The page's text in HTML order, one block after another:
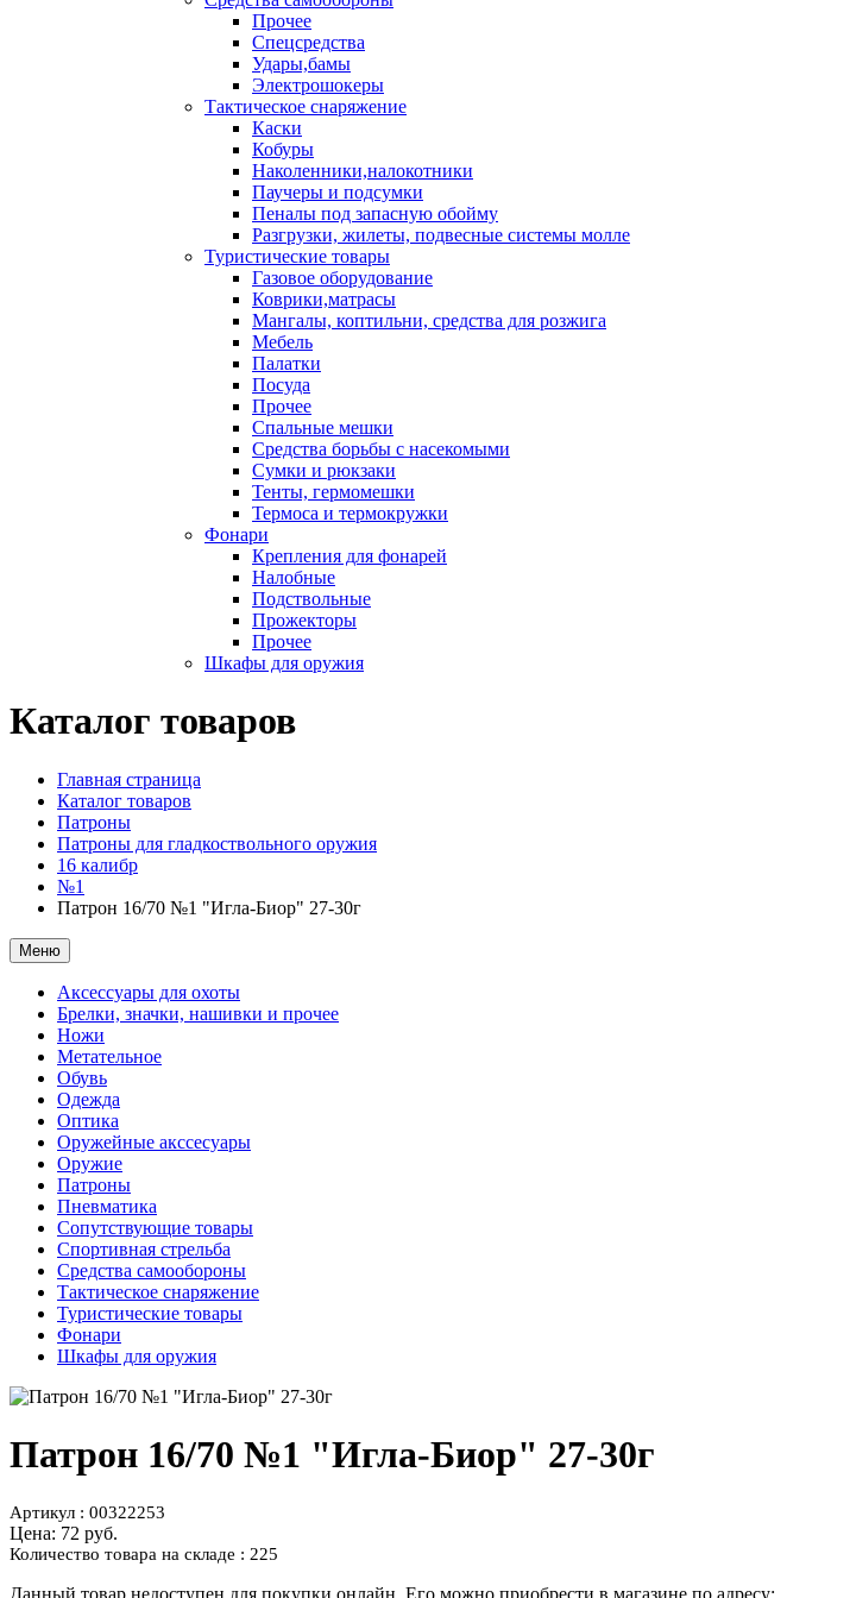
Прочее
Спецсредства
Удары,бамы
Электрошокеры
Тактическое снаряжение
Каски
Кобуры
Наколенники,налокотники
Паучеры и подсумки
Пеналы под запасную обойму
Разгрузки, жилеты, подвесные системы молле
Туристические товары
Газовое оборудование
Коврики,матрасы
Мангалы, коптильни, средства для розжига
Мебель
Палатки
Посуда
Прочее
Спальные мешки
Средства борьбы с насекомыми
Сумки и рюкзаки
Тенты, гермомешки
Термоса и термокружки
Фонари
Крепления для фонарей
Налобные
Подствольные
Прожекторы
Прочее
Шкафы для оружия
Каталог товаров
Главная страница
Каталог товаров
Патроны
Патроны для гладкоствольного оружия
16 калибр
№1
Патрон 16/70 №1 "Игла-Биор" 27-30г
Меню
Аксессуары для охоты
Брелки, значки, нашивки и прочее
Ножи
Метательное
Обувь
Одежда
Оптика
Оружейные акссесуары
Оружие
Патроны
Пневматика
Сопутствующие товары
Спортивная стрельба
Средства самообороны
Тактическое снаряжение
Туристические товары
Фонари
Шкафы для оружия
Патрон 16/70 №1 "Игла-Биор" 27-30г
Артикул : 00322253
Цена: 72 руб.
Количество товара на складе : 225
Данный товар недоступен для покупки онлайн. Его можно приобрести в магазине по адресу: